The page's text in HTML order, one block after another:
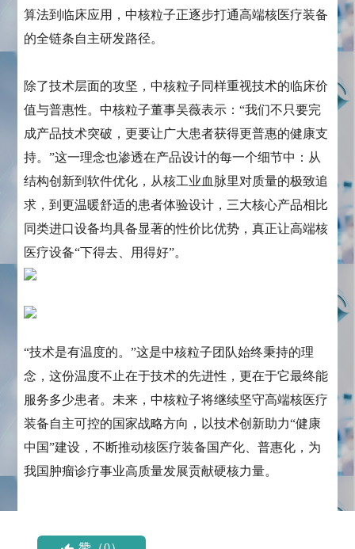
算法到临床应用，中核粒子正逐步打通高端核医疗装备
的全链条自主研发路径。
除了技术层面的攻坚，中核粒子同样重视技术的临床价
值与普惠性。中核粒子董事吴薇表示：“我们不只要完
成产品技术突破，更要让广大患者获得更普惠的健康支
持。”这一理念也渗透在产品设计的每一个细节中：从
结构创新到软件优化，从核工业血脉里对质量的极致追
求，到更温暖舒适的患者体验设计，三大核心产品相比
同类进口设备均具备显著的性价比优势，真正让高端核
医疗设备“下得去、用得好”。
“技术是有温度的。”这是中核粒子团队始终秉持的理
念，这份温度不止在于技术的先进性，更在于它最终能
服务多少患者。未来，中核粒子将继续坚守高端核医疗
装备自主可控的国家战略方向，以技术创新助力“健康
中国”建设，不断推动核医疗装备国产化、普惠化，为
我国肿瘤诊疗事业高质量发展贡献硬核力量。